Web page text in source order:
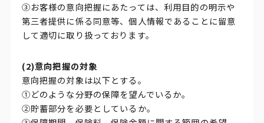
③お客様の意向把握にあたっては、利用目的の明示や
第三者提供に係る同意等、個人情報であることに留意
して適切に取り扱っております。
(2)意向把握の対象
意向把握の対象は以下とする。
①どのような分野の保障を望んでいるか。
②貯蓄部分を必要としているか。